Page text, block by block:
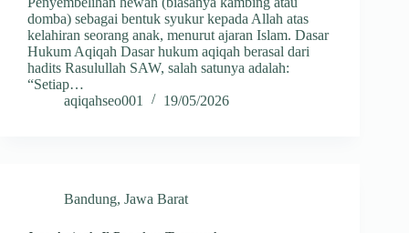
domba) sebagai bentuk syukur kepada Allah atas
kelahiran seorang anak, menurut ajaran Islam. Dasar
Hukum Aqiqah Dasar hukum aqiqah berasal dari
hadits Rasulullah SAW, salah satunya adalah:
“Setiap…
aqiqahseo001
19/05/2026
Bandung, Jawa Barat